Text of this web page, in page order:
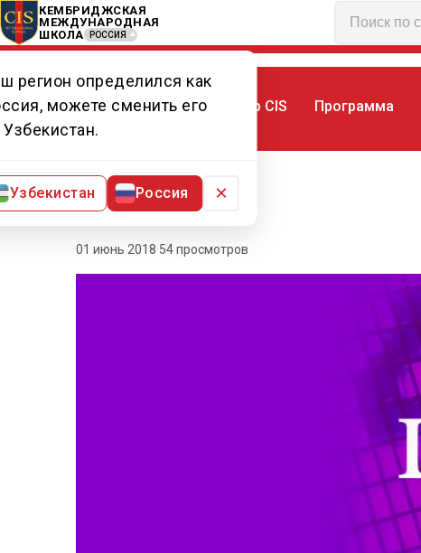
КЕМБРИДЖСКАЯ
МЕЖДУНАРОДНАЯ
ШКОЛА
РОССИЯ
регион определился как
можете сменить его
Узбекистан.
Узбекистан Россия ×
Мир CIS Программа
Главная
01 июнь 2018·54 просмотров